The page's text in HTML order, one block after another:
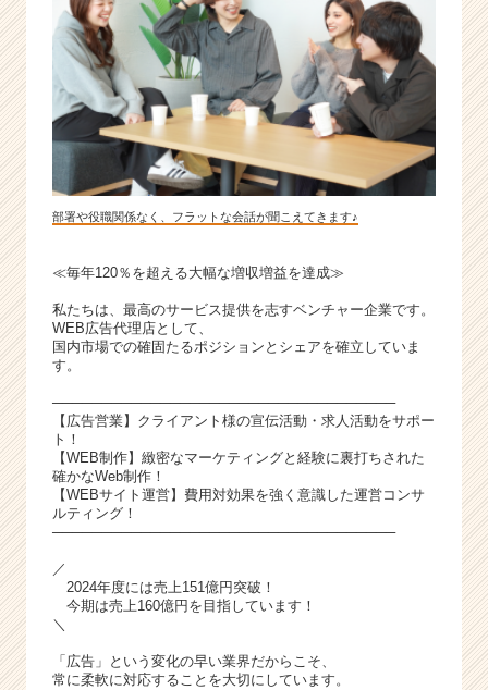
部署や役職関係なく、フラットな会話が聞こえてきます♪
≪毎年120％を超える大幅な増収増益を達成≫
私たちは、最高のサービス提供を志すベンチャー企業です。
WEB広告代理店として、
国内市場での確固たるポジションとシェアを確立していま
す。
───────────────────────────────────
【広告営業】クライアント様の宣伝活動・求人活動をサポー
ト！
【WEB制作】緻密なマーケティングと経験に裏打ちされた
確かなWeb制作！
【WEBサイト運営】費用対効果を強く意識した運営コンサ
ルティング！
───────────────────────────────────
／
2024年度には売上151億円突破！
今期は売上160億円を目指しています！
＼
「広告」という変化の早い業界だからこそ、
常に柔軟に対応することを大切にしています。